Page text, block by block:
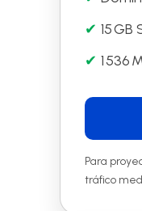
15 GB
1 536
Para
tráfico